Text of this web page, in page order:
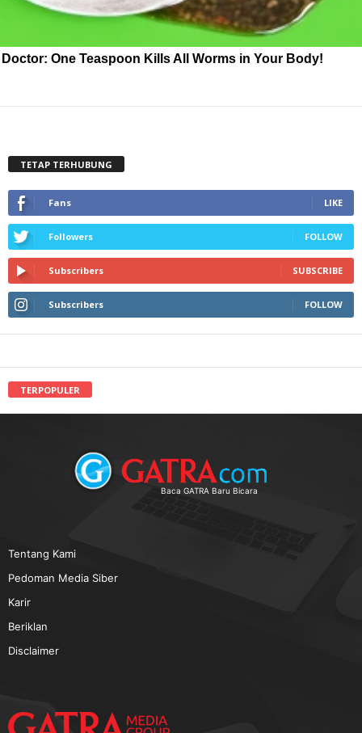
Doctor: One Teaspoon Kills All Worms in Your Body!
TETAP TERHUBUNG
Fans LIKE
Followers FOLLOW
Subscribers SUBSCRIBE
Subscribers FOLLOW